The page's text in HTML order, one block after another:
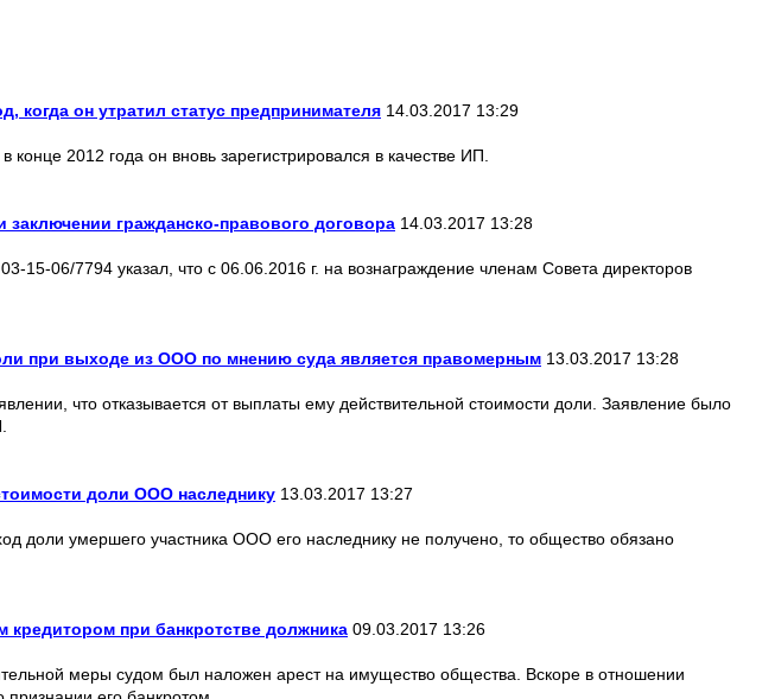
он утратил статус предпринимателя 14.03.2017 13:29
2012 года он вновь зарегистрировался в качестве ИП.
гражданско-правового договора 14.03.2017 13:28
06/7794 указал, что с 06.06.2016 г. на вознаграждение членам Совета директоров
при выходе из ООО по мнению суда является правомерным 13.03.2017 13:28
что отказывается от выплаты ему действительной стоимости доли. Заявление было
доли ООО наследнику 13.03.2017 13:27
доли умершего участника ООО его наследнику не получено, то общество обязано
кредитором при банкротстве должника 09.03.2017 13:26
меры судом был наложен арест на имущество общества. Вскоре в отношении